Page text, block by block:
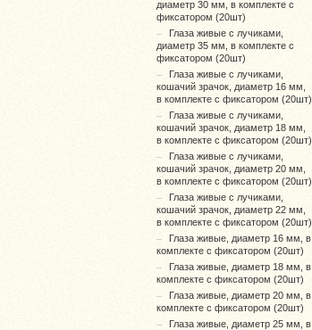
диаметр 30 мм, в комплекте с
фиксатором (20шт)
Глаза живые с лучиками,
диаметр 35 мм, в комплекте с
фиксатором (20шт)
Глаза живые с лучиками,
кошачий зрачок, диаметр 16 мм,
в комплекте с фиксатором (20шт)
Глаза живые с лучиками,
кошачий зрачок, диаметр 18 мм,
в комплекте с фиксатором (20шт)
Глаза живые с лучиками,
кошачий зрачок, диаметр 20 мм,
в комплекте с фиксатором (20шт)
Глаза живые с лучиками,
кошачий зрачок, диаметр 22 мм,
в комплекте с фиксатором (20шт)
Глаза живые, диаметр 16 мм, в
комплекте с фиксатором (20шт)
Глаза живые, диаметр 18 мм, в
комплекте с фиксатором (20шт)
Глаза живые, диаметр 20 мм, в
комплекте с фиксатором (20шт)
Глаза живые, диаметр 25 мм, в